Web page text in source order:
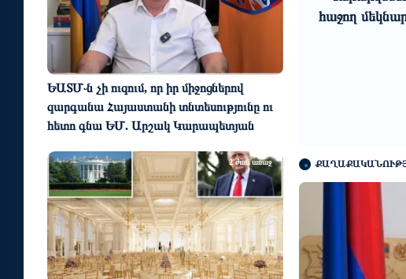
ԵԱՏՄ֊ն չի ուզում, որ իր միջոցներով
զարգանա Հայաստանի տնտեսությունը ու
հետո գնա ԵՄ. Արշակ Կարապետյան
2 ժամ առաջ
արևային վահանակները կօգնեն
վերականգնել թռչունների
պոպուլյացիաները
10
հաջող